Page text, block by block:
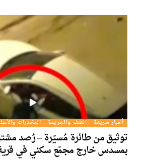
أخبار سريعة العنف والجريمة المخدرات
توثيق من طائرة مُسيّرة – رُصد
بمسدس خارج مجمّع سكني في قرية